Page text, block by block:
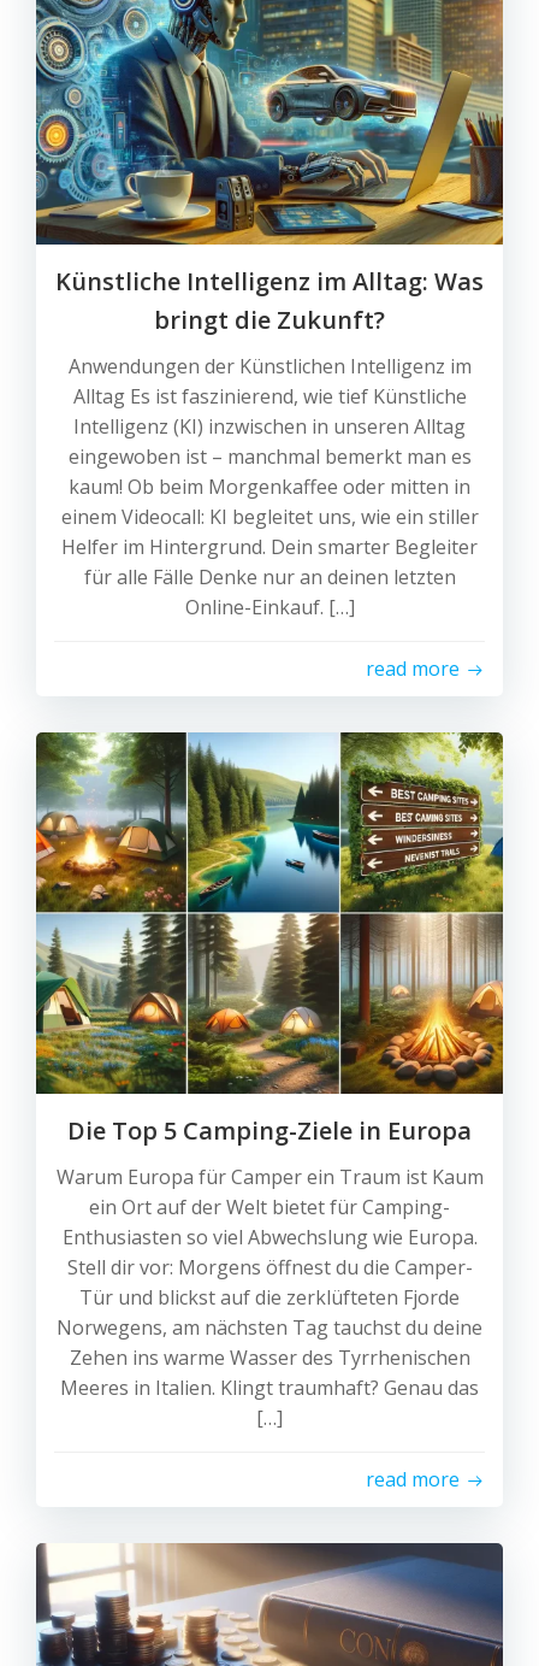
Künstliche Intelligenz im Alltag: Was
bringt die Zukunft?
Anwendungen der Künstlichen Intelligenz im
Alltag Es ist faszinierend, wie tief Künstliche
Intelligenz (KI) inzwischen in unseren Alltag
eingewoben ist – manchmal bemerkt man es
kaum! Ob beim Morgenkaffee oder mitten in
einem Videocall: KI begleitet uns, wie ein stiller
Helfer im Hintergrund. Dein smarter Begleiter
für alle Fälle Denke nur an deinen letzten
Online-Einkauf. […]
read more
Die Top 5 Camping-Ziele in Europa
Warum Europa für Camper ein Traum ist Kaum
ein Ort auf der Welt bietet für Camping-
Enthusiasten so viel Abwechslung wie Europa.
Stell dir vor: Morgens öffnest du die Camper-
Tür und blickst auf die zerklüfteten Fjorde
Norwegens, am nächsten Tag tauchst du deine
Zehen ins warme Wasser des Tyrrhenischen
Meeres in Italien. Klingt traumhaft? Genau das
[…]
read more